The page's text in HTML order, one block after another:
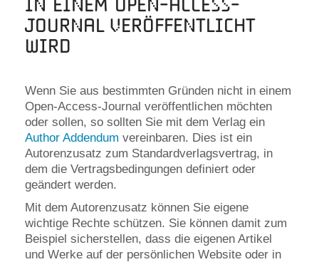
Journal veröffentlicht
wird
Wenn Sie aus bestimmten Gründen nicht in einem
Open-Access-Journal veröffentlichen möchten
oder sollen, so sollten Sie mit dem Verlag ein
Author Addendum vereinbaren. Dies ist ein
Autorenzusatz zum Standardverlagsvertrag, in
dem die Vertragsbedingungen definiert oder
geändert werden.
Mit dem Autorenzusatz können Sie eigene
wichtige Rechte schützen. Sie können damit zum
Beispiel sicherstellen, dass die eigenen Artikel
und Werke auf der persönlichen Website oder in